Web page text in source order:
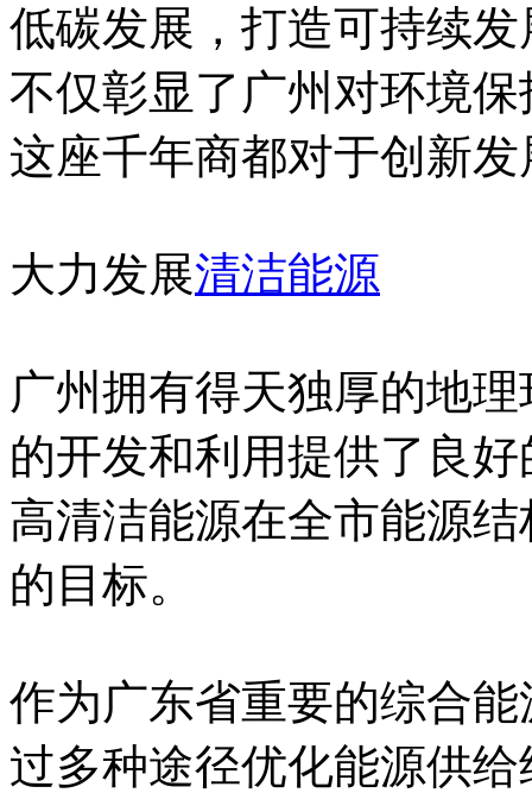
低碳发展，打造可持续
不仅彰显了广州对环境
这座千年商都对于创新
大力发展清洁能源
广州拥有得天独厚的地
的开发和利用提供了良
高清洁能源在全市能源
的目标。
作为广东省重要的综合
过多种途径优化能源供